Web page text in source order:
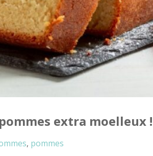
extra moelleux !
, pommes